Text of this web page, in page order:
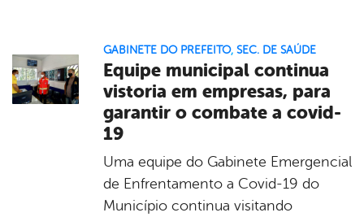
GABINETE DO PREFEITO, SEC. DE SAÚDE
Equipe municipal continua
vistoria em empresas, para
garantir o combate a covid-
19
Uma equipe do Gabinete Emergencial
de Enfrentamento a Covid-19 do
Município continua visitando